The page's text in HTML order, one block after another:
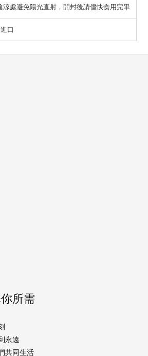
涼處避免陽光直射，開封後請儘快食用完畢
口
所需
永遠
共同生活